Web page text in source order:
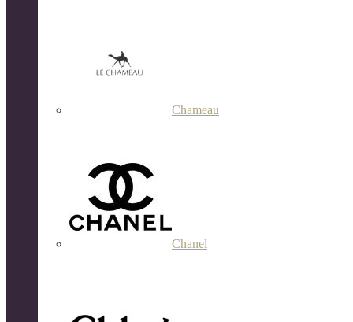
Chameau
Chanel